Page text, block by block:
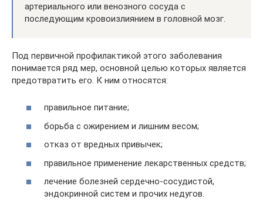
артериального или венозного сосуда с
последующим кровоизлиянием в головной мозг.
Под первичной профилактикой этого заболевания
понимается ряд мер, основной целью которых является
предотвратить его. К ним относятся:
правильное питание;
борьба с ожирением и лишним весом;
отказ от вредных привычек;
правильное применение лекарственных средств;
лечение болезней сердечно-сосудистой,
эндокринной систем и прочих недугов.